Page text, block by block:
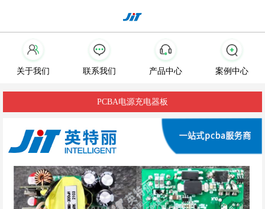
关于我们 联系我们 产品中心 案例中心
PCBA电源充电器板